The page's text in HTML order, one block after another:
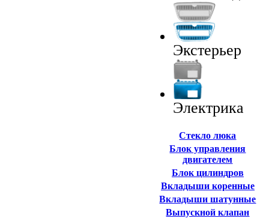
Экстерьер
Электрика
Cтекло люка
Блок управления
двигателем
Блок цилиндров
Вкладыши коренные
Вкладыши шатунные
Выпускной клапан